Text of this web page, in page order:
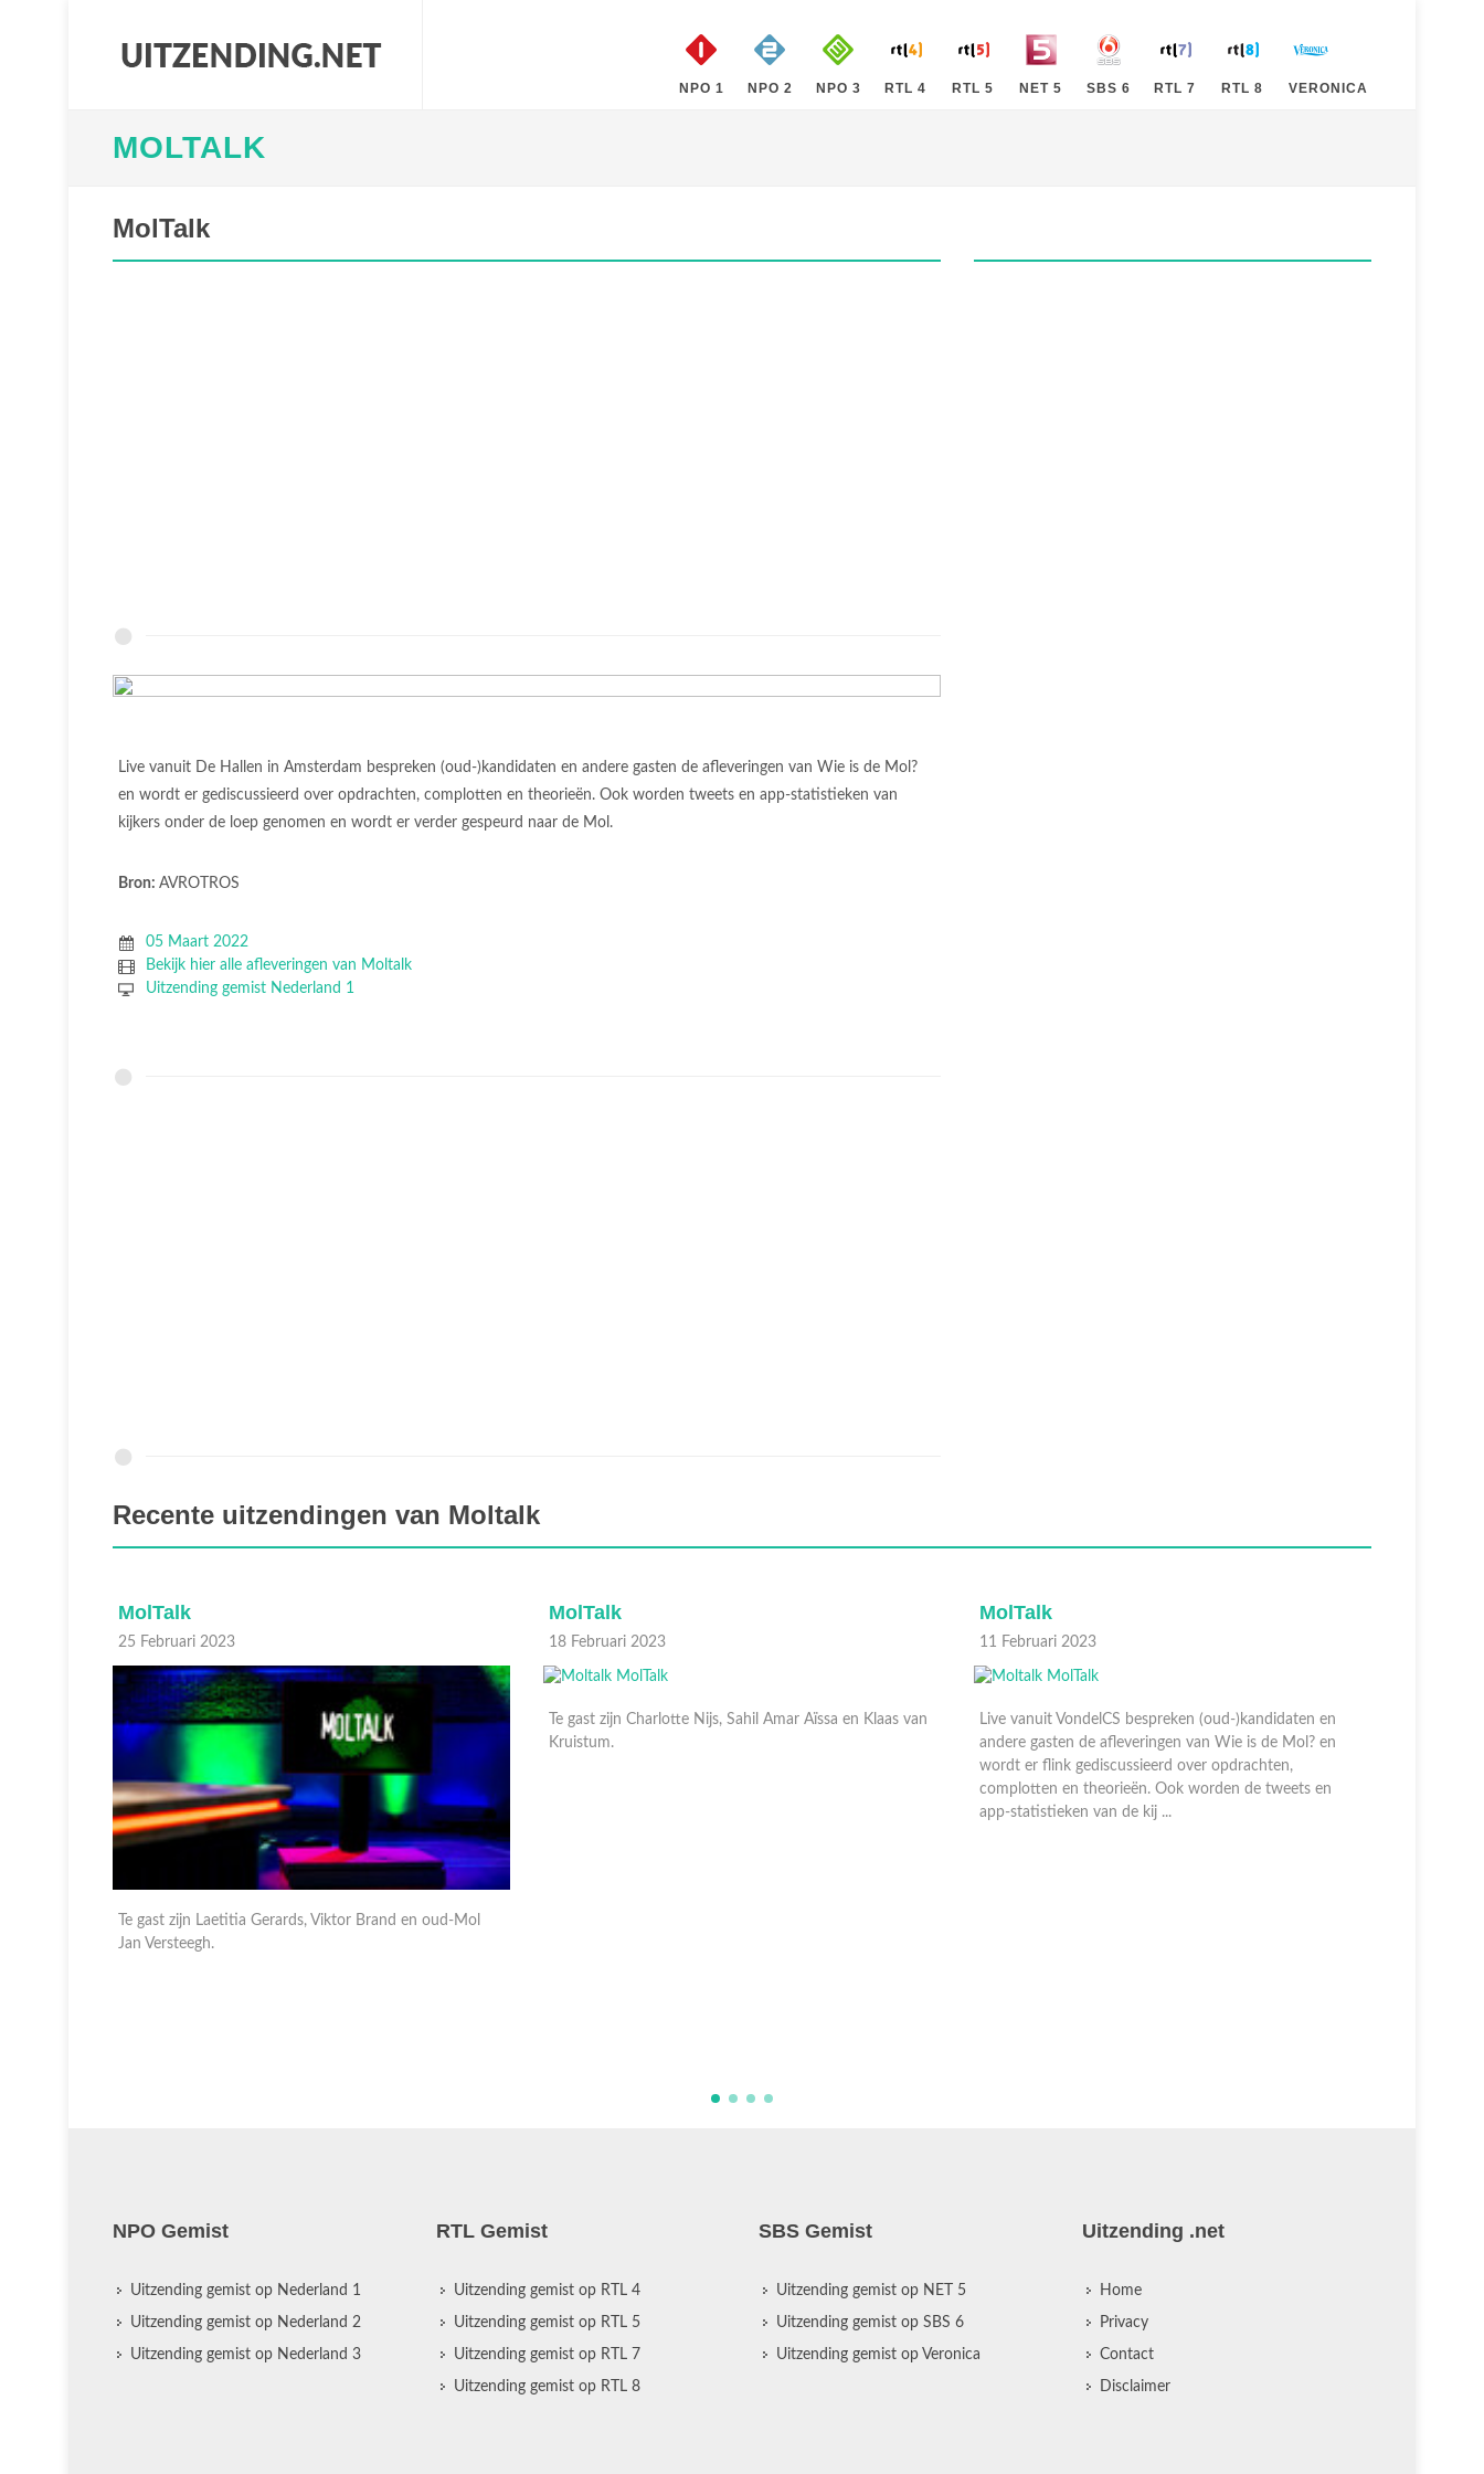
NPO 1 NPO 2 NPO 3 RTL 4 RTL 5 NET 5 SBS 6 RTL 7 RTL 8 VERONICA
MOLTALK
MolTalk
Live vanuit De Hallen in Amsterdam bespreken (oud-)kandidaten en andere gasten de afleveringen van Wie is de Mol?
en wordt er gediscussieerd over opdrachten, complotten en theorieën. Ook worden tweets en app-statistieken van
kijkers onder de loep genomen en wordt er verder gespeurd naar de Mol.
Bron: AVROTROS
05 Maart 2022
Bekijk hier alle afleveringen van Moltalk
Uitzending gemist Nederland 1
Recente uitzendingen van Moltalk
MolTalk
25 Februari 2023
Te gast zijn Laetitia Gerards, Viktor Brand en oud-Mol
Jan Versteegh.
MolTalk
18 Februari 2023
Te gast zijn Charlotte Nijs, Sahil Amar Aïssa en Klaas van
Kruistum.
MolTalk
11 Februari 2023
Live vanuit VondelCS bespreken (oud-)kandidaten en
andere gasten de afleveringen van Wie is de Mol? en
wordt er flink gediscussieerd over opdrachten,
complotten en theorieën. Ook worden de tweets en
app-statistieken van de kij ...
NPO Gemist
Uitzending gemist op Nederland 1
Uitzending gemist op Nederland 2
Uitzending gemist op Nederland 3
RTL Gemist
Uitzending gemist op RTL 4
Uitzending gemist op RTL 5
Uitzending gemist op RTL 7
Uitzending gemist op RTL 8
SBS Gemist
Uitzending gemist op NET 5
Uitzending gemist op SBS 6
Uitzending gemist op Veronica
Uitzending .net
Home
Privacy
Contact
Disclaimer